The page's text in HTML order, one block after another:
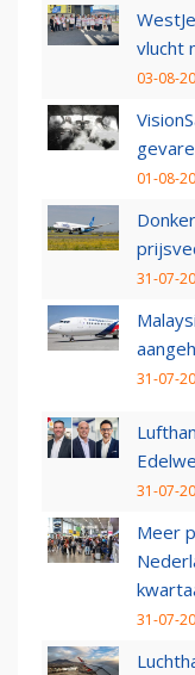
vlucht
03-08-
01-08-
31-07-
31-07-
31-07-
Meer
31-07-